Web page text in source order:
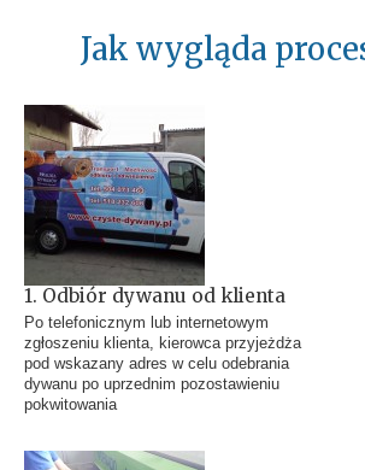
Jak wygląda
1. Odbiór dywanu od klienta
Po telefonicznym lub internetowym
zgłoszeniu klienta, kierowca przyjeżdża
pod wskazany adres w celu odebrania
dywanu po uprzednim pozostawieniu
pokwitowania